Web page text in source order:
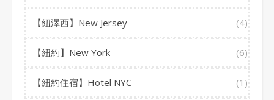
【紐澤西】New Jersey (4)
【紐約】New York (6)
【紐約住宿】Hotel NYC (1)